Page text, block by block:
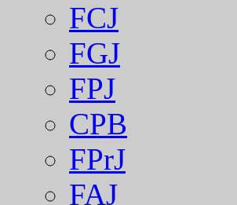
FCJ
FGJ
FPJ
CPB
FPrJ
FAJ